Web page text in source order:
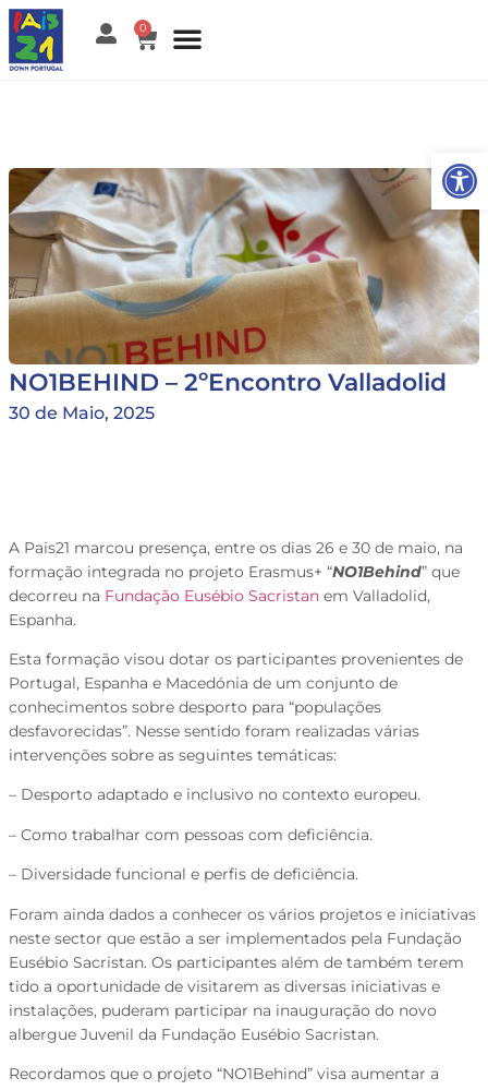
0
NO1BEHIND – 2ºEncontro Valladolid
30 de Maio, 2025
A Pais21 marcou presença, entre os dias 26 e 30 de maio, na
formação integrada no projeto Erasmus+ “NO1Behind” que
decorreu na Fundação Eusébio Sacristan em Valladolid,
Espanha.
Esta formação visou dotar os participantes provenientes de
Portugal, Espanha e Macedónia de um conjunto de
conhecimentos sobre desporto para “populações
desfavorecidas”. Nesse sentido foram realizadas várias
intervenções sobre as seguintes temáticas:
– Desporto adaptado e inclusivo no contexto europeu.
– Como trabalhar com pessoas com deficiência.
– Diversidade funcional e perfis de deficiência.
Foram ainda dados a conhecer os vários projetos e iniciativas
neste sector que estão a ser implementados pela Fundação
Eusébio Sacristan. Os participantes além de também terem
tido a oportunidade de visitarem as diversas iniciativas e
instalações, puderam participar na inauguração do novo
albergue Juvenil da Fundação Eusébio Sacristan.
Recordamos que o projeto “NO1Behind” visa aumentar a